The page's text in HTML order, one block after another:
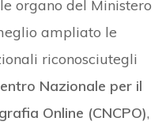
organo del Ministero
ampliato le
riconosciutegli
Nazionale per il
Online (CNCPO),